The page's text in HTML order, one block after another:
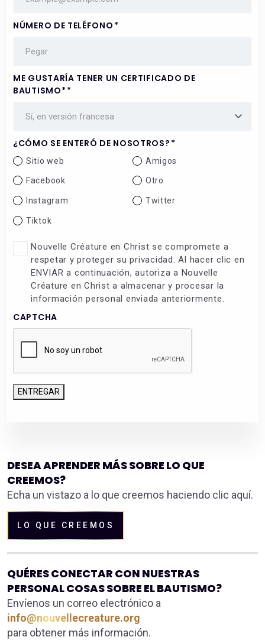
NÚMERO DE TELÉFONO *
ME GUSTARÍA TENER UN CERTIFICADO DE
BAUTISMO* *
¿CÓMO SE ENTERÓ DE NOSOTROS? *
Sitio web Amigos
Facebook Otro
Instagram Twitter
Tiktok
NEW
CREATURE
CHRIST
A
RESPETAR
PROTEGER
SU
PRIVACIDAD.
AL
CONTINUACIÓN,
OTORGA
PERMISO
NEW
CREATURE
IN
CHRIST
PARA
GUARDAR
Y
PROCESAR
LA
INFORMACIÓN
Nouvelle Créature en Christ se compromete a
respetar y proteger su privacidad. Al hacer clic en
ENVIAR a continuación, autoriza a Nouvelle
Créature en Christ a almacenar y procesar la
información personal enviada anteriormente.
CAPTCHA
ENTREGAR
DESEA APRENDER MÁS SOBRE LO QUE
CREEMOS?
Echa un vistazo a lo que creemos haciendo clic aquí.
LO QUE CREEMOS
QUÉRES CONECTAR CON NUESTRAS
PERSONAL COSAS SOBRE EL BAUTISMO?
Envíenos un correo electrónico a
info@nouvellecreature.org
para obtener más información.